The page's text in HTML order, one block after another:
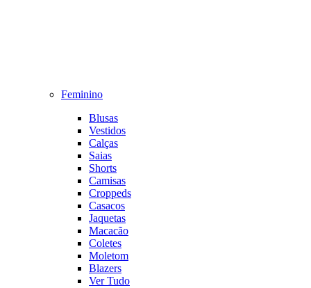
Feminino
Blusas
Vestidos
Calças
Saias
Shorts
Camisas
Croppeds
Casacos
Jaquetas
Macacão
Coletes
Moletom
Blazers
Ver Tudo